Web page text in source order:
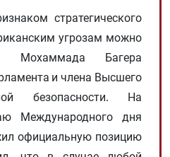
стратегического
угрозам можно
Мохаммада Багера
и члена Высшего
безопасности. На
Международного дня
официальную позицию